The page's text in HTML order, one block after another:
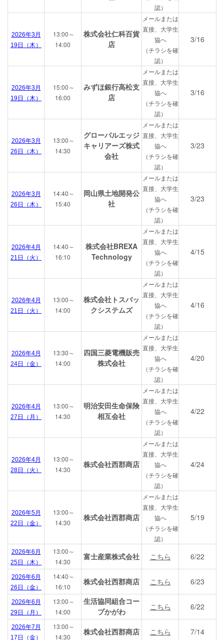
認）
2026年3月
19日（木）
13:00～
14:00
株式会社仁科百貨
店
メールまたは
直接、大学生
協へ
（チラシを確
認）
3/16
2026年3月
19日（木）
15:00～
16:00
みずほ銀行高松支
店
メールまたは
直接、大学生
協へ
（チラシを確
認）
3/16
2026年3月
26日（木）
13:00～
14:30
グローバルエッジ
キャリアーズ株式
会社
メールまたは
直接、大学生
協へ
（チラシを確
認）
3/23
2026年3月
26日（木）
14:40～
15:40
岡山県土地開発公
社
メールまたは
直接、大学生
協へ
（チラシを確
認）
3/23
2026年4月
21日（火）
14:40～
16:10
株式会社BREXA
Technology
メールまたは
直接、大学生
協へ
（チラシを確
認）
4/15
2026年4月
21日（火）
13:00～
14:00
株式会社トスバッ
クシステムズ
メールまたは
直接、大学生
協へ
（チラシを確
認）
4/16
2026年4月
24日（金）
13:30～
14:00
四国三菱電機販売
株式会社
メールまたは
直接、大学生
協へ
（チラシを確
認）
4/20
2026年4月
27日（月）
13:00～
14:30
明治安田生命保険
相互会社
メールまたは
直接、大学生
協へ
（チラシを確
認）
4/22
2026年4月
28日（火）
13:00～
14:30
株式会社西郡商店
メールまたは
直接、大学生
協へ
（チラシを確
認）
4/24
2026年5月
22日（金）
13:00～
14:30
株式会社西郡商店
メールまたは
直接、大学生
協へ
（チラシを確
認）
5/19
2026年6月
25日（木）
13:00～
14:30
富士産業株式会社 こちら 6/22
2026年6月
26日（金）
14:40～
16:10
株式会社西郡商店 こちら 6/23
2026年6月
29日（月）
13:00～
14:00
生活協同組合コー
プかがわ
こちら 6/22
2026年7月
17日（金）
13:00～
14:30
株式会社西郡商店 こちら 7/14